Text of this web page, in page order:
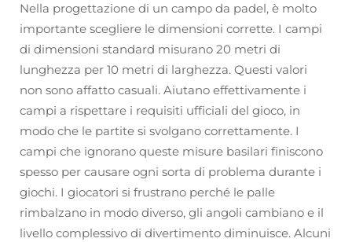
Nella progettazione di un campo da padel, è molto
importante scegliere le dimensioni corrette. I campi
di dimensioni standard misurano 20 metri di
lunghezza per 10 metri di larghezza. Questi valori
non sono affatto casuali. Aiutano effettivamente i
campi a rispettare i requisiti ufficiali del gioco, in
modo che le partite si svolgano correttamente. I
campi che ignorano queste misure basilari finiscono
spesso per causare ogni sorta di problema durante i
giochi. I giocatori si frustrano perché le palle
rimbalzano in modo diverso, gli angoli cambiano e il
livello complessivo di divertimento diminuisce. Alcuni